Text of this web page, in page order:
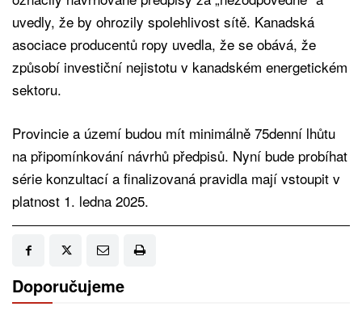
uvedly, že by ohrozily spolehlivost sítě. Kanadská
asociace producentů ropy uvedla, že se obává, že
způsobí investiční nejistotu v kanadském energetickém
sektoru.
Provincie a území budou mít minimálně 75denní lhůtu
na připomínkování návrhů předpisů. Nyní bude probíhat
série konzultací a finalizovaná pravidla mají vstoupit v
platnost 1. ledna 2025.
Doporučujeme